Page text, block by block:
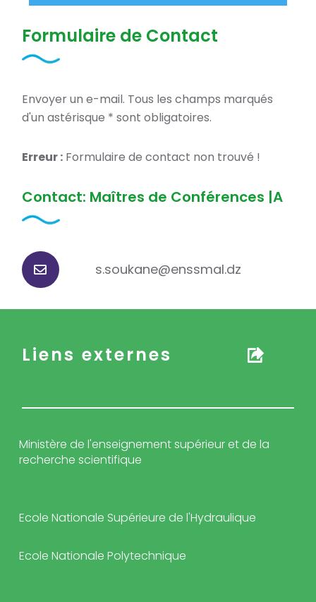
Formulaire de Contact
Envoyer un e-mail. Tous les champs marqués
d'un astérisque * sont obligatoires.
Erreur : Formulaire de contact non trouvé !
Contact: Maîtres de Conférences |A
s.soukane@enssmal.dz
Liens externes
Ministère de l'enseignement supérieur et de la
recherche scientifique
Ecole Nationale Supérieure de l'Hydraulique
Ecole Nationale Polytechnique